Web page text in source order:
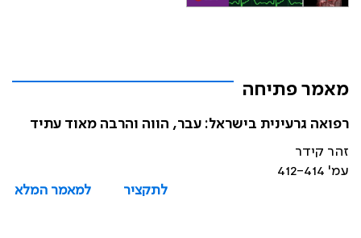
מאמר פתיחה
רפואה גרעינית בישראל: עבר, הווה והרבה מאוד עתיד
זהר קידר
עמ' 412-414
לתקציר
למאמר המלא